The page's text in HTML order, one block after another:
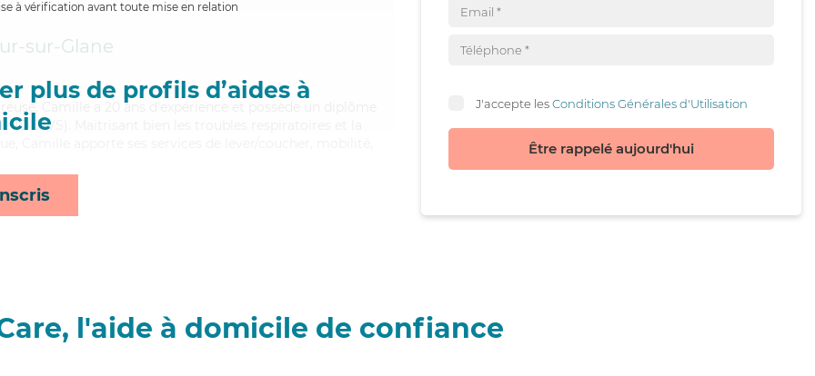
à vérification avant toute mise en relation
plus de profils d’aides à
sur-Glane
Camille a 20 ans d'expérience et possède un diplôme
(DEAVS). Maitrisant bien les troubles respiratoires et la
J'accepte lesConditions Générales d'Utilisation
Être rappelé aujourd'hui
l'aide à domicile de confiance